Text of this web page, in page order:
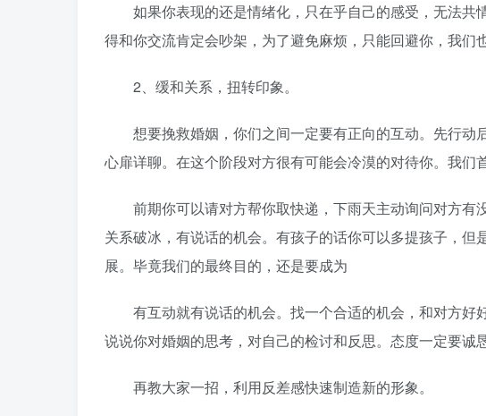
如果你表现的还是情绪化，只在乎自己的感受，无法共
得和你交流肯定会吵架，为了避免麻烦，只能回避你，我们
2、缓和关系，扭转印象。
想要挽救婚姻，你们之间一定要有正向的互动。先行动
心扉详聊。在这个阶段对方很有可能会冷漠的对待你。我们
前期你可以请对方帮你取快递，下雨天主动询问对方有
关系破冰，有说话的机会。有孩子的话你可以多提孩子，
展。毕竟我们的最终目的，还是要成为
有互动就有说话的机会。找一个合适的机会，和对方好
说说你对婚姻的思考，对自己的检讨和反思。态度一定要诚
再教大家一招，利用反差感快速制造新的形象。